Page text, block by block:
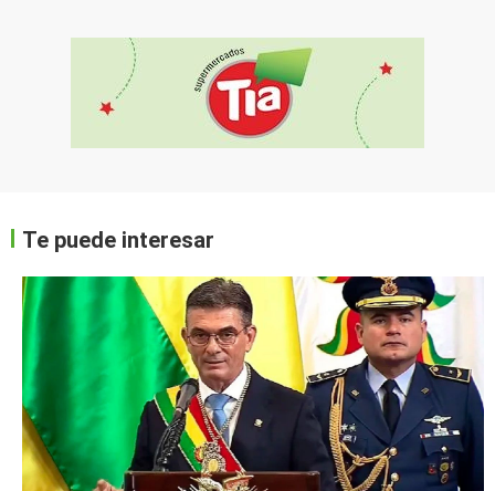
Te puede interesar